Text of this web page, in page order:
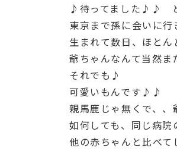
♪待ってました♪♪
東京まで孫に会いに行
生まれて数日、ほとん
爺ちゃんなんて当然ま
それでも♪
可愛いもんです♪♪
親馬鹿じゃ無くで、
如何しても、同じ病院
他の赤ちゃんと比べて